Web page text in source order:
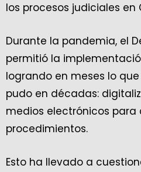
los procesos judiciales en
Durante la pandemia, el
permitió la
logrando en meses lo que
pudo en décadas:
medios electrónicos para
procedimientos.
Esto ha llevado a